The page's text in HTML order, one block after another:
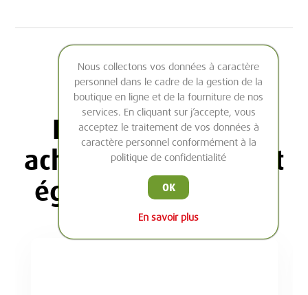
Les clients ayant
acheté cet article ont
également acheté :
Nous collectons vos données à caractère
personnel dans le cadre de la gestion de la
boutique en ligne et de la fourniture de nos
services. En cliquant sur j’accepte, vous
acceptez le traitement de vos données à
caractère personnel conformément à la
politique de confidentialité
OK
En savoir plus